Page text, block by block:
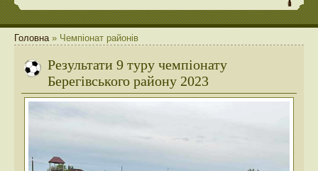
Головна» Чемпіонат районів
Результати 9 туру чемпіонату
Берегівського району 2023